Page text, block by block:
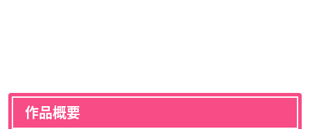
作品概要